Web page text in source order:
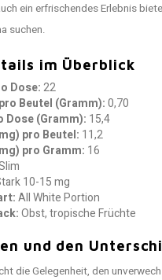
ein erfrischendes Erlebnis
suchen.
im Überblick
Dose:22
Beutel (Gramm):0,70
Dose (Gramm): 15,4
pro Beutel: 11,2
pro Gramm: 16
10-15 mg
All White Portion
Obst, tropische Früchte
und den
die Gelegenheit, den